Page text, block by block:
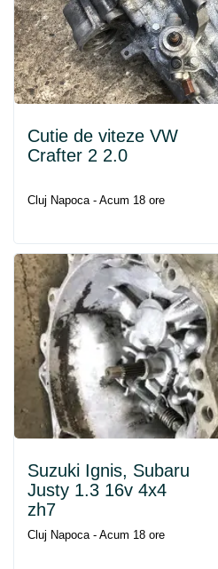
Cutie de viteze VW
Crafter 2 2.0
Cluj Napoca - Acum 18 ore
Suzuki Ignis, Subaru
Justy 1.3 16v 4x4
zh7
Cluj Napoca - Acum 18 ore